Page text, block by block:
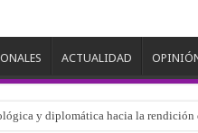
ACTUALIDAD
y diplomática hacia la rendición